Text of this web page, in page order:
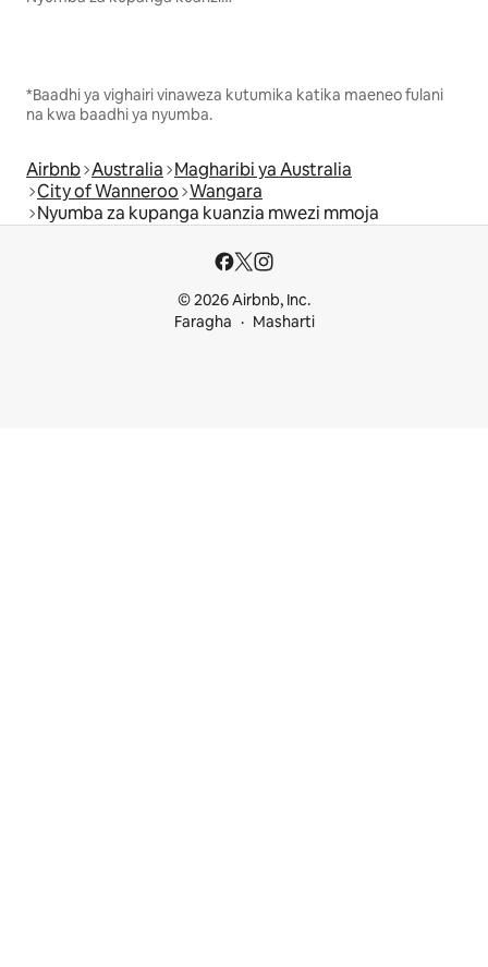
*Baadhi ya vighairi vinaweza kutumika katika maeneo fulani
na kwa baadhi ya nyumba.
Airbnb Australia Magharibi ya Australia
City of Wanneroo Wangara
Nyumba za kupanga kuanzia mwezi mmoja
© 2026 Airbnb, Inc.
Faragha
Masharti